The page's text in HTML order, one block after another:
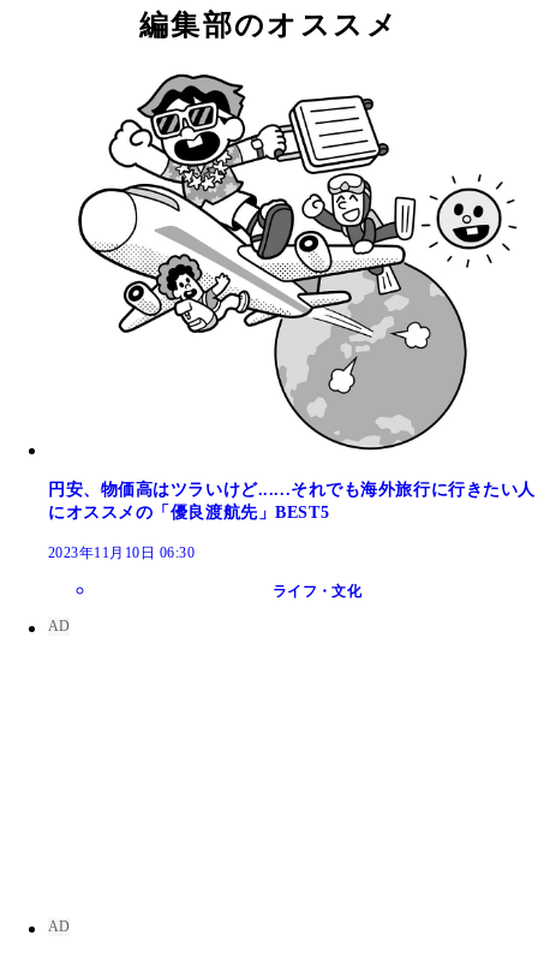
編集部のオススメ
円安、物価高はツラいけど......それでも海外旅行に行きたい人
にオススメの「優良渡航先」BEST5
2023年11月10日 06:30
ライフ・文化